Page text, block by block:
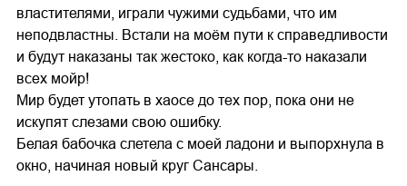
властителями, играли чужими судьбами, что им
неподвластны. Встали на моём пути к справедливости
и будут наказаны так жестоко, как когда-то наказали
всех мойр!
Мир будет утопать в хаосе до тех пор, пока они не
искупят слезами свою ошибку.
Белая бабочка слетела с моей ладони и выпорхнула в
окно, начиная новый круг Сансары.